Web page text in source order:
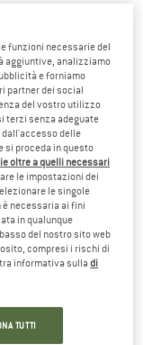
funzioni necessarie del
aggiuntive, analizziamo
e forniamo
partner dei social
del vostro utilizzo
terzi senza adeguate
dall'accesso delle
si proceda in questo
oltre a quelli necessari
le impostazioni dei
le singole
necessaria ai fini
in qualunque
del nostro sito web
compresi i rischi di
informativa sulladi
TUTTI